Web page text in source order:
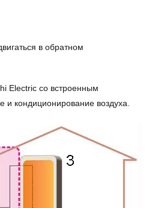
в обратном
Electric со встроенным
кондиционирование воздуха.